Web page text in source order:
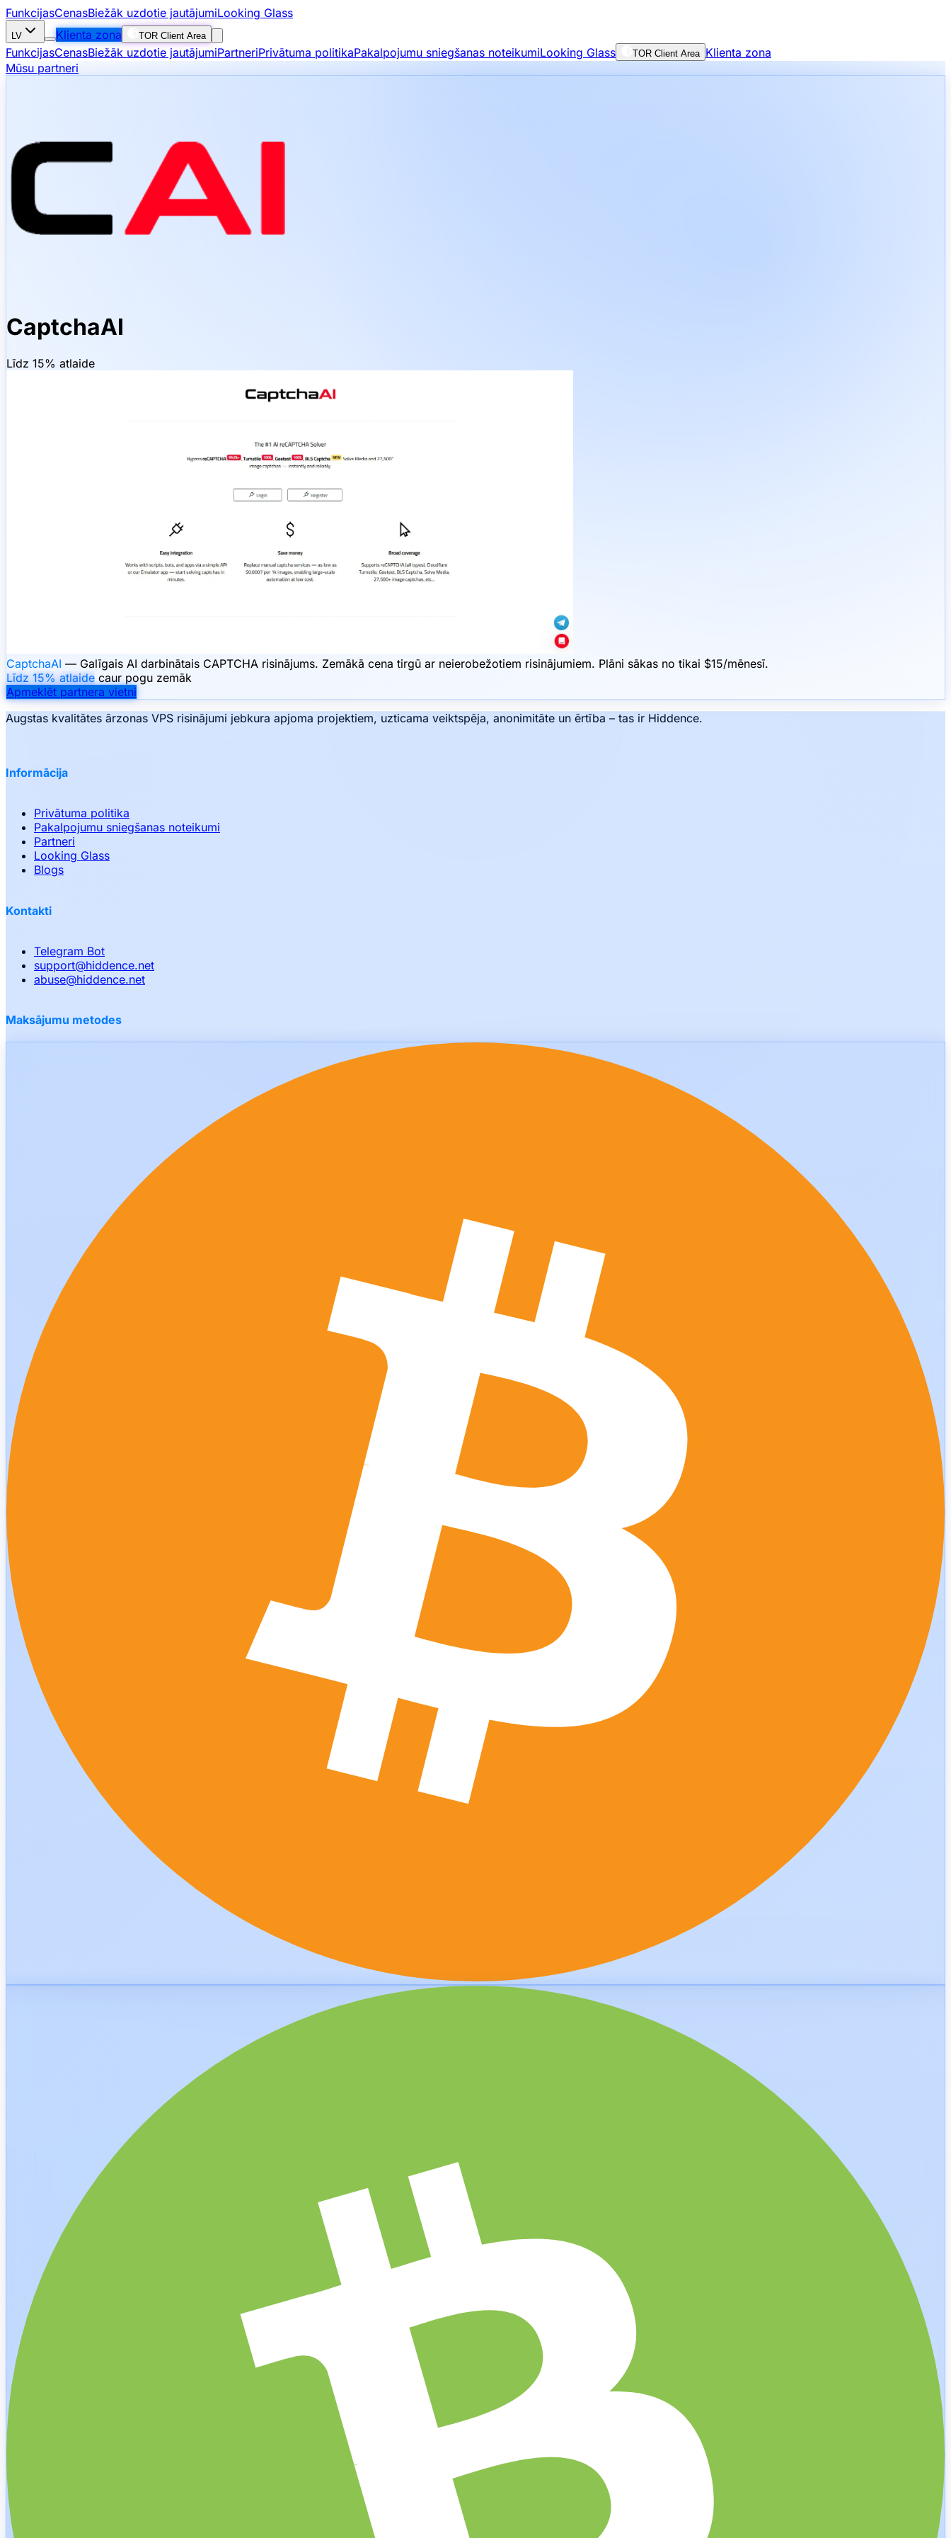
FunkcijasCenasBiežāk uzdotie jautājumiLooking Glass
LV Klienta zona TOR Client Area
FunkcijasCenasBiežāk uzdotie jautājumiPartneriPrivātuma politikaPakalpojumu sniegšanas noteikumiLooking Glass TOR Client Area Klienta zona
Mūsu partneri
CaptchaAI
Līdz 15% atlaide
CaptchaAI — Galīgais AI darbinātais CAPTCHA risinājums. Zemākā cena tirgū ar neierobežotiem risinājumiem. Plāni sākas no tikai $15/mēnesī.
Līdz 15% atlaide caur pogu zemāk
Apmeklēt partnera vietni
Augstas kvalitātes ārzonas VPS risinājumi jebkura apjoma projektiem, uzticama veiktspēja, anonimitāte un ērtība – tas ir Hiddence.
Informācija
Privātuma politika
Pakalpojumu sniegšanas noteikumi
Partneri
Looking Glass
Blogs
Kontakti
Telegram Bot
support@hiddence.net
abuse@hiddence.net
Maksājumu metodes